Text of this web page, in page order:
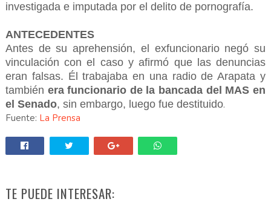
investigada e imputada por el delito de pornografía.
ANTECEDENTES
Antes de su aprehensión, el exfuncionario negó su
vinculación con el caso y afirmó que las denuncias
eran falsas. Él trabajaba en una radio de Arapata y
también era funcionario de la bancada del MAS en
el Senado, sin embargo, luego fue destituido.
Fuente: La Prensa
TE PUEDE INTERESAR: